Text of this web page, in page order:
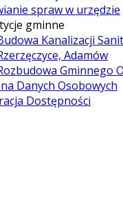
spraw w urzędzie
gminne
Kanalizacji
Adamów
Gminnego
Danych Osobowych
Dostępności